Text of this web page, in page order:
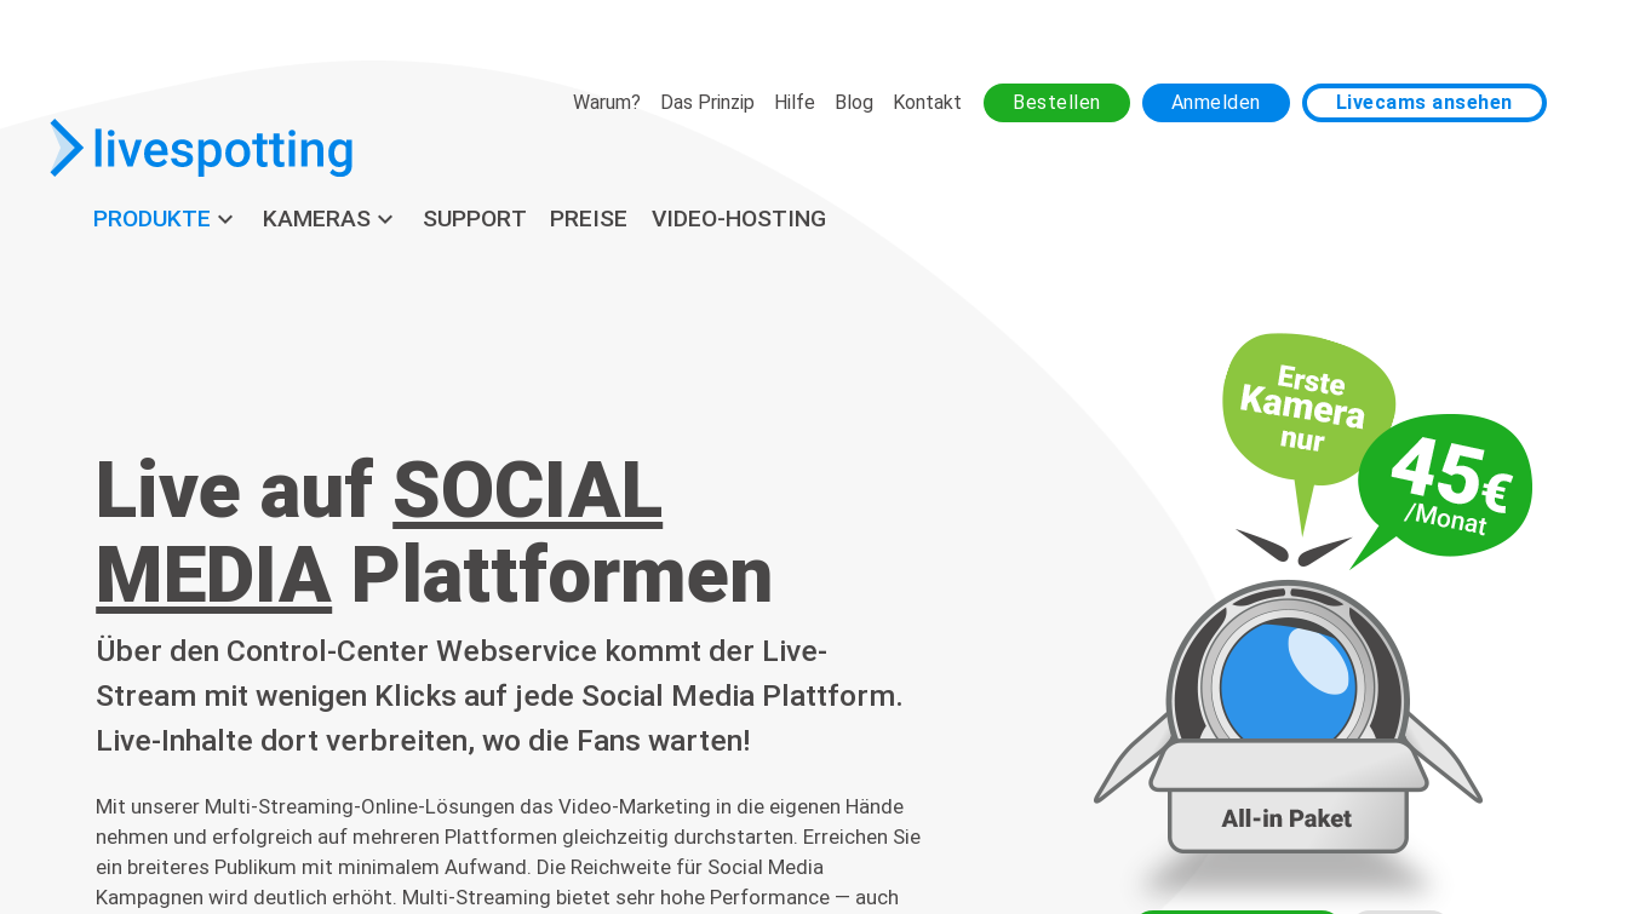
Warum? Das Prinzip Hilfe Blog Kontakt Bestellen Anmelden Livecams ansehen
PRODUKTE expand_more KAMERASexpand_more SUPPORT PREISE VIDEO-HOSTING
Live auf SOCIAL
MEDIA Plattformen
Über den Control-Center Webservice kommt der Live-
Stream mit wenigen Klicks auf jede Social Media Plattform.
Live-Inhalte dort verbreiten, wo die Fans warten!
Mit unserer Multi-Streaming-Online-Lösungen das Video-Marketing in die eigenen Hände
nehmen und erfolgreich auf mehreren Plattformen gleichzeitig durchstarten. Erreichen Sie
ein breiteres Publikum mit minimalem Aufwand. Die Reichweite für Social Media
Kampagnen wird deutlich erhöht. Multi-Streaming bietet sehr hohe Performance — auch